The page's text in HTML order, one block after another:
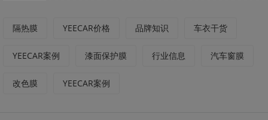
隔热膜 YEECAR价格 品牌知识 车衣干货
YEECAR案例 漆面保护膜 行业信息 汽车窗膜
改色膜 YEECAR案例